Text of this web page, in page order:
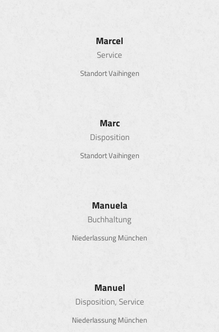
Marcel
Service
Standort Vaihingen
Marc
Disposition
Standort Vaihingen
Manuela
Buchhaltung
Niederlassung München
Manuel
Disposition, Service
Niederlassung München